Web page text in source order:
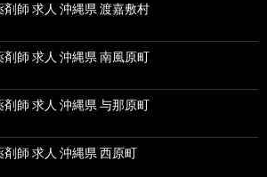
師 求人 沖縄県 渡嘉敷村
師 求人 沖縄県 南風原町
師 求人 沖縄県 与那原町
師 求人 沖縄県 西原町